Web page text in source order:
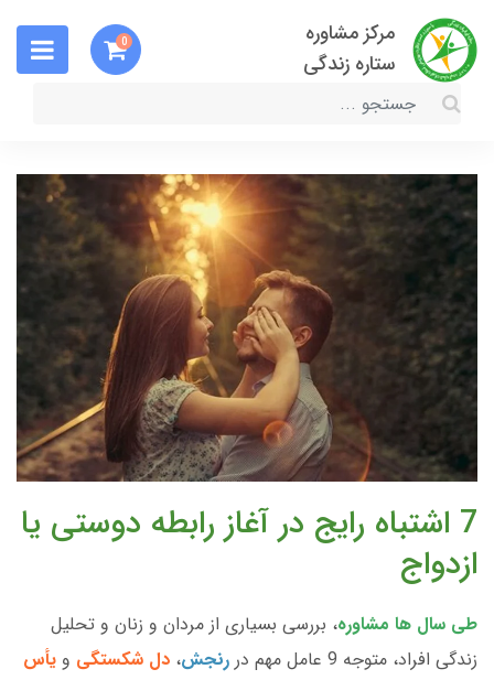
مرکز مشاوره
ستاره زندگی
0
7 اشتباه رایج در آغاز رابطه دوستی یا
ازدواج
طی سال ها مشاوره، بررسی بسیاری از مردان و زنان و تحلیل
زندگی افراد، متوجه 9 عامل مهم در
رنجش، دل شکستگی و يأس